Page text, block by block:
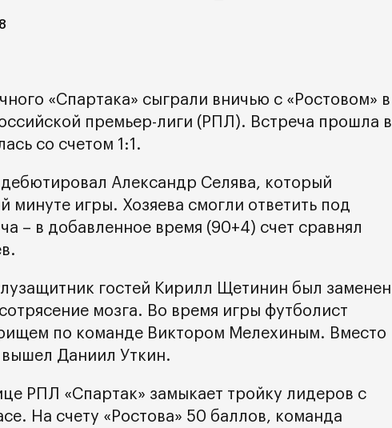
«Спартака» сыграли вничью с «Ростовом» в
премьер-лиги (РПЛ). Встреча прошла в
со счетом 1:1.
дебютировал Александр Селява, который
минуте игры. Хозяева смогли ответить под
– в добавленное время (90+4) счет сравнял
гостей Кирилл Щетинин был заменен
мозга. Во время игры футболист
по команде Виктором Мелехиным. Вместо
Даниил Уткин.
РПЛ «Спартак» замыкает тройку лидеров с
На счету «Ростова» 50 баллов, команда